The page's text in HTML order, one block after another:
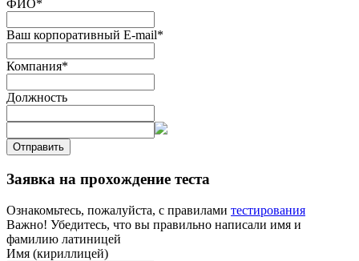
ФИО*
Ваш корпоративный E-mail*
Компания*
Должность
Отправить
Заявка на прохождение теста
Ознакомьтесь, пожалуйста, с правилами тестирования
Важно! Убедитесь, что вы правильно написали имя и
фамилию латиницей
Имя (кириллицей)